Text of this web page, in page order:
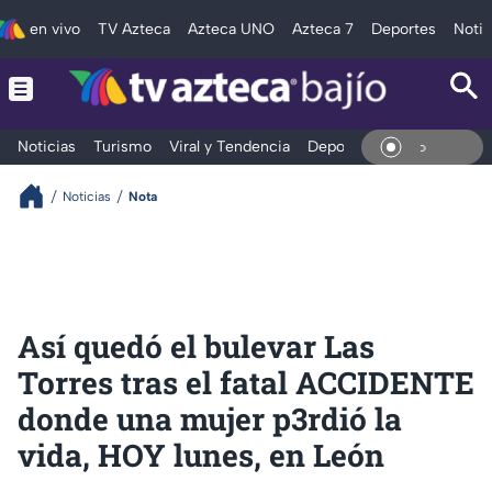
en vivo TV Azteca Azteca UNO Azteca 7 Deportes
Noticias Turismo Viral y Tendencia Deportes Espectáculos
En
Noticias Nota
Así quedó el bulevar Las
Torres tras el fatal ACCIDENTE
donde una mujer p3rdió la
vida, HOY lunes, en León